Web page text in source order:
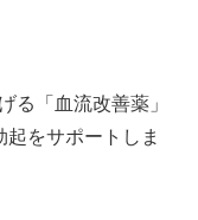
ーです。
ック
る「血流改善薬」
をサポートしま